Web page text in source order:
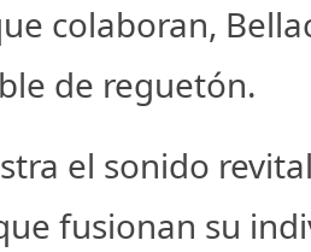
colaboran,
de reguetón.
el sonido
fusionan su